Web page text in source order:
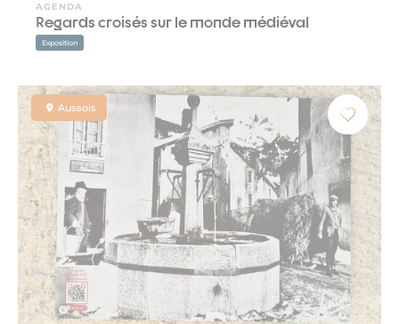
AGENDA
Regards croisés sur le monde médiéval
Exposition
Aussois